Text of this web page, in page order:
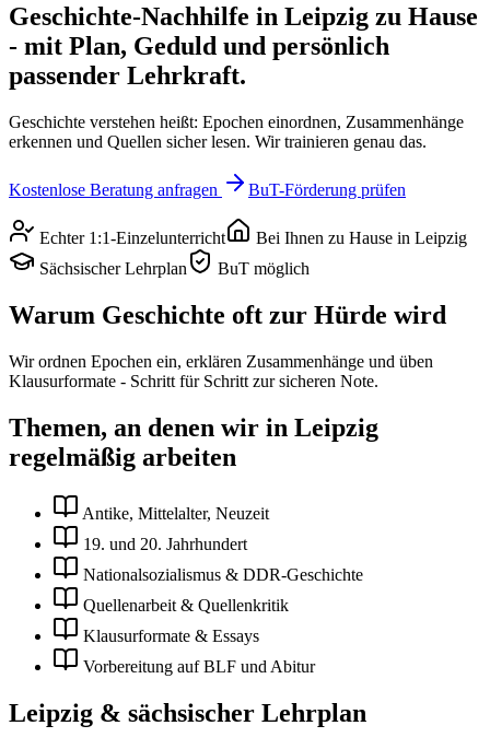
Geschichte-Nachhilfe in Leipzig zu Hause
- mit Plan, Geduld und persönlich
passender Lehrkraft.
Geschichte verstehen heißt: Epochen einordnen, Zusammenhänge
erkennen und Quellen sicher lesen. Wir trainieren genau das.
Kostenlose Beratung anfragen BuT-Förderung prüfen
Echter 1:1-Einzelunterricht Bei Ihnen zu Hause in Leipzig
Sächsischer Lehrplan
BuT möglich
Warum Geschichte oft zur Hürde wird
Wir ordnen Epochen ein, erklären Zusammenhänge und üben
Klausurformate - Schritt für Schritt zur sicheren Note.
Themen, an denen wir in Leipzig
regelmäßig arbeiten
Antike, Mittelalter, Neuzeit
19. und 20. Jahrhundert
Nationalsozialismus & DDR-Geschichte
Quellenarbeit & Quellenkritik
Klausurformate & Essays
Vorbereitung auf BLF und Abitur
Leipzig & sächsischer Lehrplan